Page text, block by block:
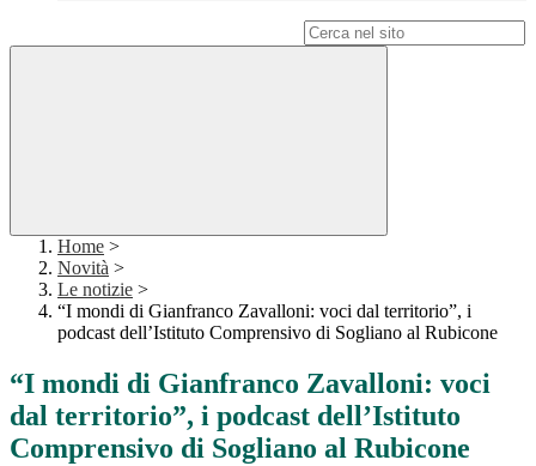
Home >
Novità >
Le notizie >
“I mondi di Gianfranco Zavalloni: voci dal territorio”, i
podcast dell’Istituto Comprensivo di Sogliano al Rubicone
“I mondi di Gianfranco Zavalloni: voci
dal territorio”, i podcast dell’Istituto
Comprensivo di Sogliano al Rubicone